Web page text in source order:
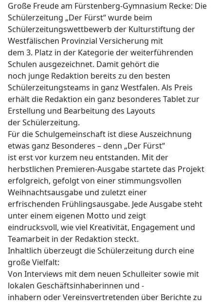
Große Freude am Fürstenberg-Gymnasium Recke: Die
Schülerzeitung „Der Fürst“ wurde beim
Schülerzeitungswettbewerb der Kulturstiftung der
Westfälischen Provinzial Versicherung mit
dem 3. Platz in der Kategorie der weiterführenden
Schulen ausgezeichnet. Damit gehört die
noch junge Redaktion bereits zu den besten
Schülerzeitungsteams in ganz Westfalen. Als Preis
erhält die Redaktion ein ganz besonderes Tablet zur
Erstellung und Bearbeitung des Layouts
der Schülerzeitung.
Für die Schulgemeinschaft ist diese Auszeichnung
etwas ganz Besonderes – denn „Der Fürst“
ist erst vor kurzem neu entstanden. Mit der
herbstlichen Premieren-Ausgabe startete das Projekt
erfolgreich, gefolgt von einer stimmungsvollen
Weihnachtsausgabe und zuletzt einer
erfrischenden Frühlingsausgabe. Jede Ausgabe steht
unter einem eigenen Motto und zeigt
eindrucksvoll, wie viel Kreativität, Engagement und
Teamarbeit in der Redaktion steckt.
Inhaltlich überzeugt die Schülerzeitung durch eine
große Vielfalt:
Von Interviews mit dem neuen Schulleiter sowie mit
lokalen Geschäftsinhaberinnen und -
inhabern oder Vereinsvertretenden über Berichte zu